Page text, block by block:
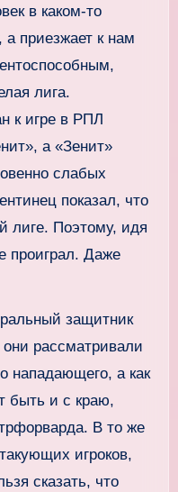
в каком‑то
а приезжает к нам
лига.
к игре в РПЛ
а «Зенит»
слабых
показал, что
лиге. Поэтому, идя
проиграл. Даже
защитник
рассматривали
нападающего, а как
быть и с краю,
В то же
игроков,
сказать, что